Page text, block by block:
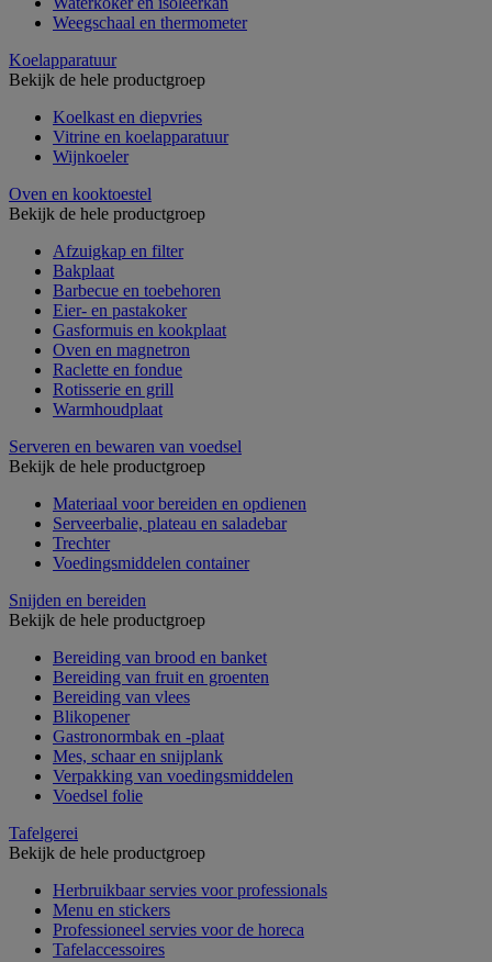
Weegschaal en thermometer
Koelapparatuur
Bekijk de hele productgroep
Koelkast en diepvries
Vitrine en koelapparatuur
Wijnkoeler
Oven en kooktoestel
Bekijk de hele productgroep
Afzuigkap en filter
Bakplaat
Barbecue en toebehoren
Eier- en pastakoker
Gasformuis en kookplaat
Oven en magnetron
Raclette en fondue
Rotisserie en grill
Warmhoudplaat
Serveren en bewaren van voedsel
Bekijk de hele productgroep
Materiaal voor bereiden en opdienen
Serveerbalie, plateau en saladebar
Trechter
Voedingsmiddelen container
Snijden en bereiden
Bekijk de hele productgroep
Bereiding van brood en banket
Bereiding van fruit en groenten
Bereiding van vlees
Blikopener
Gastronormbak en -plaat
Mes, schaar en snijplank
Verpakking van voedingsmiddelen
Voedsel folie
Tafelgerei
Bekijk de hele productgroep
Herbruikbaar servies voor professionals
Menu en stickers
Professioneel servies voor de horeca
Tafelaccessoires